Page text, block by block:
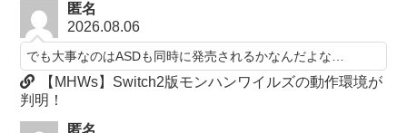
匿名
2026.08.06
でも大事なのはASDも同時に発売されるかなんだよな…
【MHWs】Switch2版モンハンワイルズの動作環境が
判明！
匿名